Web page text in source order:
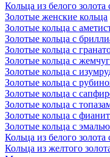
Кольца из белого
Золотые женские кольца
Золотые кольца с
Золотые кольца с
Золотые кольца с
Золотые кольца с
Золотые кольца с
Золотые кольца с
Золотые кольца с
Золотые кольца с
Золотые кольца с
Золотые кольца с эмалью
Кольца из белого
Кольца из желтого